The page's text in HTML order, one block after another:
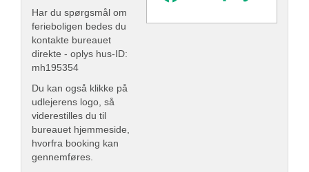
Har du spørgsmål om
ferieboligen bedes du
kontakte bureauet
direkte - oplys hus-ID:
mh195354
Du kan også klikke på
udlejerens logo, så
viderestilles du til
bureauet hjemmeside,
hvorfra booking kan
gennemføres.